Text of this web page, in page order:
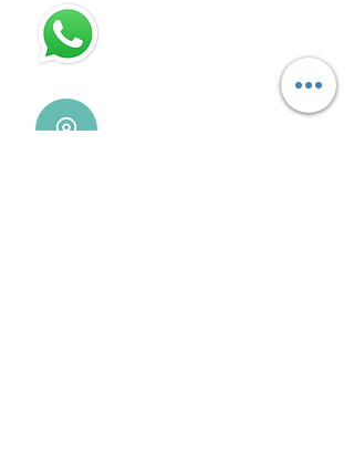
Villa Devoto - CABA - Buenos